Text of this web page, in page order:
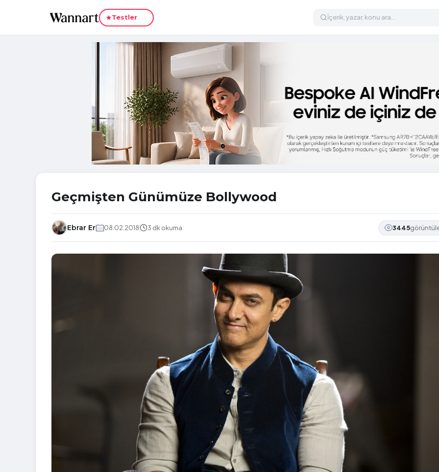
Testler
Geçmişten Günümüze Bollywood
Ebrar Er 08.02.2018 3 dk okuma 3445